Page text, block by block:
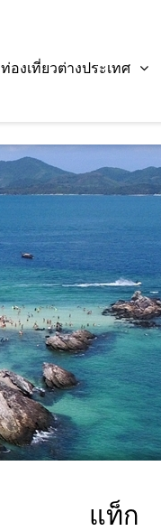
ท่องเที่ยวต่างประเทศ
แท็ก